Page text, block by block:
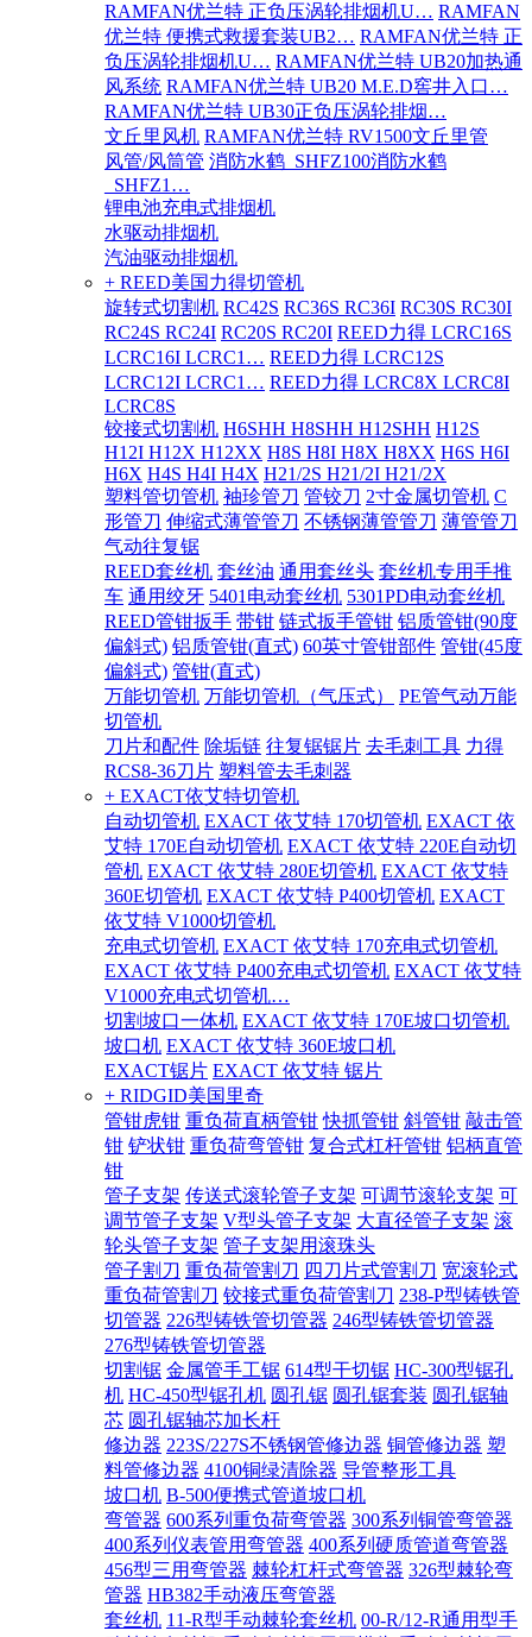
RAMFAN优兰特 正负压涡轮排烟机U… RAMFAN
优兰特 便携式救援套装UB2… RAMFAN优兰特 正
负压涡轮排烟机U… RAMFAN优兰特 UB20加热通
风系统 RAMFAN优兰特 UB20 M.E.D窖井入口…
RAMFAN优兰特 UB30正负压涡轮排烟…
文丘里风机 RAMFAN优兰特 RV1500文丘里管
风管/风筒管 消防水鹤_SHFZ100消防水鹤
_SHFZ1…
锂电池充电式排烟机
水驱动排烟机
汽油驱动排烟机
+ REED美国力得切管机
旋转式切割机 RC42S RC36S RC36I RC30S RC30I
RC24S RC24I RC20S RC20I REED力得 LCRC16S
LCRC16I LCRC1… REED力得 LCRC12S
LCRC12I LCRC1… REED力得 LCRC8X LCRC8I
LCRC8S
铰接式切割机 H6SHH H8SHH H12SHH H12S
H12I H12X H12XX H8S H8I H8X H8XX H6S H6I
H6X H4S H4I H4X H21/2S H21/2I H21/2X
塑料管切管机 袖珍管刀 管铰刀 2寸金属切管机 C
形管刀 伸缩式薄管管刀 不锈钢薄管管刀 薄管管刀
气动往复锯
REED套丝机 套丝油 通用套丝头 套丝机专用手推
车 通用绞牙 5401电动套丝机 5301PD电动套丝机
REED管钳扳手 带钳 链式扳手管钳 铝质管钳(90度
偏斜式) 铝质管钳(直式) 60英寸管钳部件 管钳(45度
偏斜式) 管钳(直式)
万能切管机 万能切管机（气压式）
PE管气动万能
切管机
刀片和配件 除垢链 往复锯锯片 去毛刺工具 力得
RCS8-36刀片 塑料管去毛刺器
+ EXACT依艾特切管机
自动切管机 EXACT 依艾特 170切管机 EXACT 依
艾特 170E自动切管机 EXACT 依艾特 220E自动切
管机 EXACT 依艾特 280E切管机 EXACT 依艾特
360E切管机 EXACT 依艾特 P400切管机 EXACT
依艾特 V1000切管机
充电式切管机 EXACT 依艾特 170充电式切管机
EXACT 依艾特 P400充电式切管机 EXACT 依艾特
V1000充电式切管机…
切割坡口一体机 EXACT 依艾特 170E坡口切管机
坡口机 EXACT 依艾特 360E坡口机
EXACT锯片 EXACT 依艾特 锯片
+ RIDGID美国里奇
管钳虎钳 重负荷直柄管钳 快抓管钳 斜管钳 敲击管
钳 铲状钳 重负荷弯管钳 复合式杠杆管钳 铝柄直管
钳
管子支架 传送式滚轮管子支架 可调节滚轮支架 可
调节管子支架 V型头管子支架 大直径管子支架 滚
轮头管子支架 管子支架用滚珠头
管子割刀 重负荷管割刀 四刀片式管割刀 宽滚轮式
重负荷管割刀 铰接式重负荷管割刀 238-P型铸铁管
切管器 226型铸铁管切管器 246型铸铁管切管器
276型铸铁管切管器
切割锯 金属管手工锯 614型干切锯 HC-300型锯孔
机 HC-450型锯孔机 圆孔锯 圆孔锯套装 圆孔锯轴
芯 圆孔锯轴芯加长杆
修边器 223S/227S不锈钢管修边器 铜管修边器 塑
料管修边器 4100铜绿清除器 导管整形工具
坡口机 B-500便携式管道坡口机
弯管器 600系列重负荷弯管器 300系列铜管弯管器
400系列仪表管用弯管器 400系列硬质管道弯管器
456型三用弯管器 棘轮杠杆式弯管器 326型棘轮弯
管器 HB382手动液压弯管器
套丝机 11-R型手动棘轮套丝机 00-R/12-R通用型手